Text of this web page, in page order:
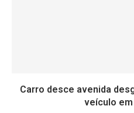
Carro desce avenida
veículo